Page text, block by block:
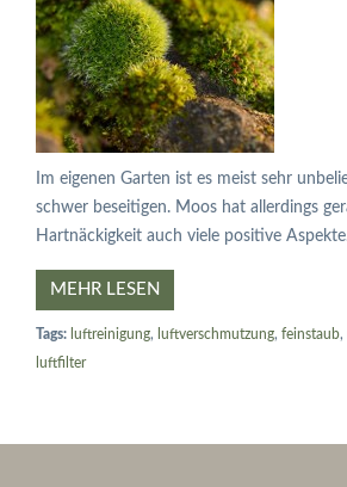
Im eigenen Garten ist es meist sehr
schwer beseitigen. Moos hat allerdings
Hartnäckigkeit auch viele positive
MEHR LESEN
Tags: luftreinigung, luftverschmutzung, feinstaub,
luftfilter